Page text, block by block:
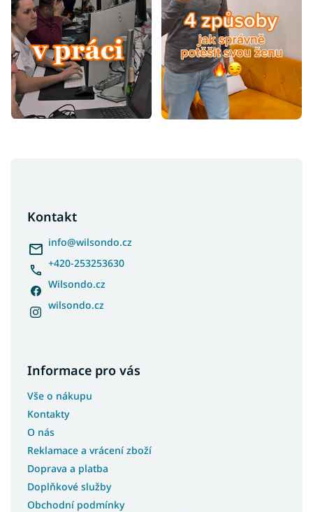
Kontakt
info@wilsondo.cz
+420-253253630
Wilsondo.cz
wilsondo.cz
Informace pro vás
Vše o nákupu
Kontakty
O nás
Reklamace a vrácení zboží
Doprava a platba
Doplňkové služby
Obchodní podmínky